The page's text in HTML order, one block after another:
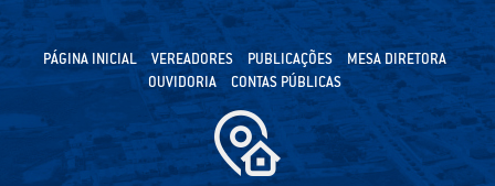
PÁGINA INICIAL VEREADORES PUBLICAÇÕES
MESA DIRETORA
OUVIDORIA
CONTAS PÚBLICAS